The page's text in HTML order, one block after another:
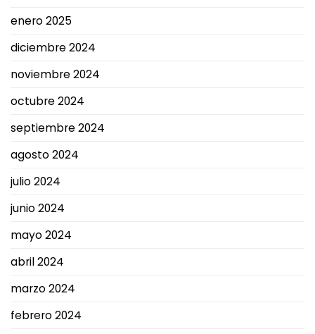
enero 2025
diciembre 2024
noviembre 2024
octubre 2024
septiembre 2024
agosto 2024
julio 2024
junio 2024
mayo 2024
abril 2024
marzo 2024
febrero 2024